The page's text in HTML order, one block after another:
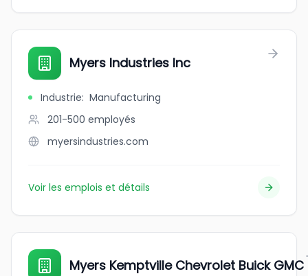
Myers Industries Inc
Industrie: Manufacturing
201-500 employés
myersindustries.com
Voir les emplois et détails
Myers Kemptville Chevrolet Buick GMC